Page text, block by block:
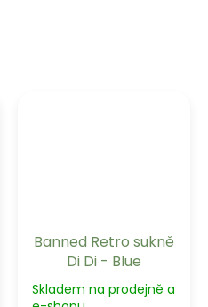
Banned Retro sukně
Di Di - Blue
Skladem na prodejně a